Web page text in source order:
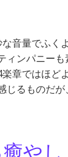
音量でふく
ンパニー
章ではほど
じるものだ
やし